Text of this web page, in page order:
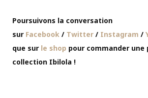
Poursuivons la conversation
sur Facebook / Twitter / Instagram /
que sur le shop pour commander une
collection Ibilola !